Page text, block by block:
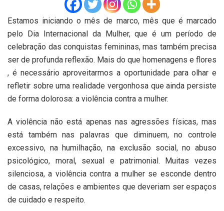
Estamos iniciando o mês de marco, mês que é marcado
pelo
Dia Internacional da Mulher, que é um período de
celebração das conquistas femininas, mas também precisa
ser de profunda reflexão. Mais do que homenagens e flores
, é necessário aproveitarmos a oportunidade para olhar e
refletir sobre uma realidade vergonhosa que ainda persiste
de forma dolorosa: a violência contra a mulher.
A violência não está apenas nas agressões físicas, mas
está também nas palavras que diminuem, no controle
excessivo, na humilhação, na exclusão social, no abuso
psicológico, moral, sexual e patrimonial. Muitas vezes
silenciosa, a violência contra a mulher se esconde dentro
de casas, relações e ambientes que deveriam ser espaços
de cuidado e respeito.